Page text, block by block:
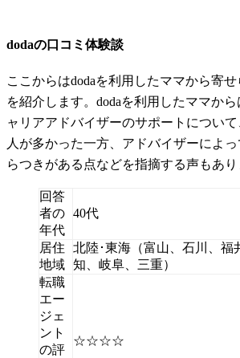
dodaの口コミ体験談
ここからはdodaを利用したママから寄
を紹介します。dodaを利用したママか
ャリアアドバイザーのサポートについ
人が多かった一方、アドバイザーによ
らつきがある点などを指摘する声もあり
回答
者の
年代
40代
居住
地域
北陸･東海（富山、石川、福
知、岐阜、三重）
転職
エー
ジェ
ント
の評
☆☆☆☆